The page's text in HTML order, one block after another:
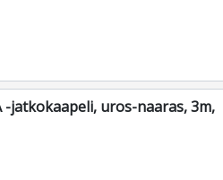
-jatkokaapeli, uros-naaras, 3m,